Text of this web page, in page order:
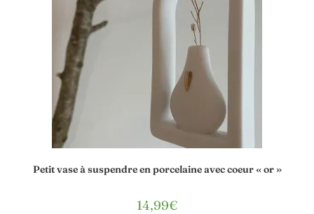
Petit vase à suspendre en porcelaine avec coeur « or »
14,99€